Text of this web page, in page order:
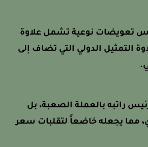
تعويضات نوعية تشمل علاوة
التمثيل الدولي التي تضاف إلى
راتبه بالعملة الصعبة، بل
مما يجعله خاضعاً لتقلبات سعر